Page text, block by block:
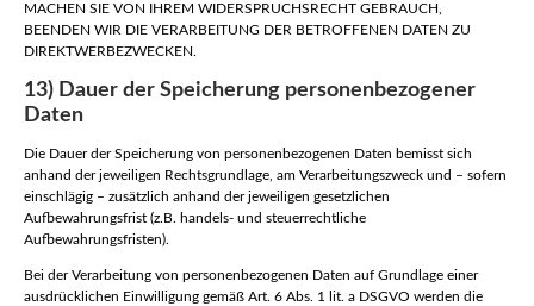
MACHEN SIE VON IHREM WIDERSPRUCHSRECHT GEBRAUCH,
BEENDEN WIR DIE VERARBEITUNG DER BETROFFENEN DATEN ZU
DIREKTWERBEZWECKEN.
13) Dauer der Speicherung personenbezogener
Daten
Die Dauer der Speicherung von personenbezogenen Daten bemisst sich
anhand der jeweiligen Rechtsgrundlage, am Verarbeitungszweck und – sofern
einschlägig – zusätzlich anhand der jeweiligen gesetzlichen
Aufbewahrungsfrist (z.B. handels- und steuerrechtliche
Aufbewahrungsfristen).
Bei der Verarbeitung von personenbezogenen Daten auf Grundlage einer
ausdrücklichen Einwilligung gemäß Art. 6 Abs. 1 lit. a DSGVO werden die